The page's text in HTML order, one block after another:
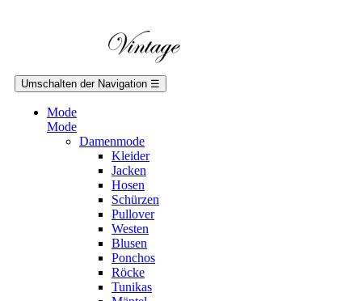
Umschalten der Navigation ☰
Mode
Mode
Damenmode
Kleider
Jacken
Hosen
Schürzen
Pullover
Westen
Blusen
Ponchos
Röcke
Tunikas